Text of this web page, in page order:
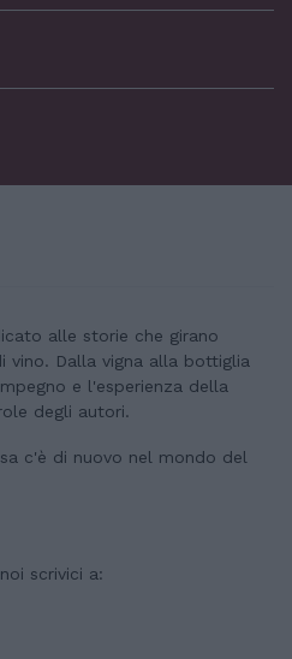
alle storie che girano
Dalla vigna alla bottiglia
e l'esperienza della
degli autori.
c'è di nuovo nel mondo del
scrivici a: